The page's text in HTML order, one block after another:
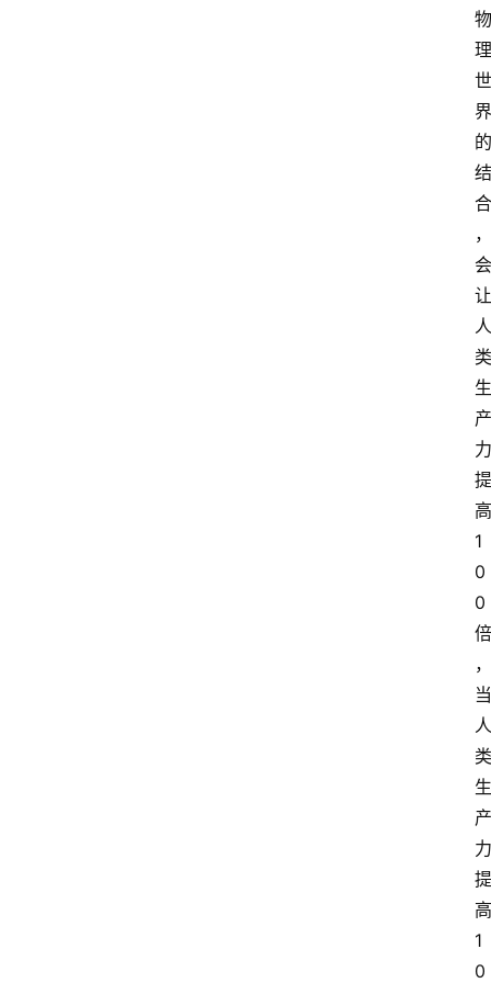
物
理
世
界
的
结
合
，
会
让
人
类
生
产
力
提
高
1
0
0
倍
，
当
人
类
生
产
力
提
高
1
0